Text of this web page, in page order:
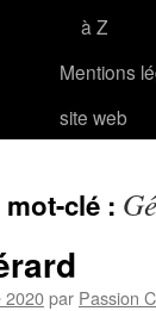
à Z
Mentions
site web
clé :
2020par Passion